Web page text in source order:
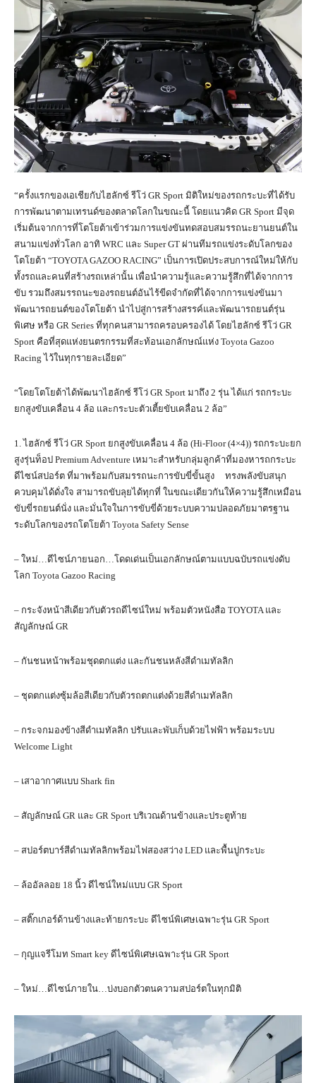
“ครั้งแรกของเอเชียกับไฮลักซ์ รีโว่ GR Sport มิติใหม่ของรถกระบะที่ได้รับ
การพัฒนาตามเทรนด์ของตลาดโลกในขณะนี้ โดยแนวคิด GR Sport มีจุด
เริ่มต้นจากการที่โตโยต้าเข้าร่วมการแข่งขันทดสอบสมรรถนะยานยนต์ใน
สนามแข่งทั่วโลก อาทิ WRC และ Super GT ผ่านทีมรถแข่งระดับโลกของ
โตโยต้า “TOYOTA GAZOO RACING” เป็นการเปิดประสบการณ์ใหม่ให้กับ
ทั้งรถและคนที่สร้างรถเหล่านั้น เพื่อนำความรู้และความรู้สึกที่ได้จากการ
ขับ รวมถึงสมรรถนะของรถยนต์อันไร้ขีดจำกัดที่ได้จากการแข่งขันมา
พัฒนารถยนต์ของโตโยต้า นำไปสู่การสร้างสรรค์และพัฒนารถยนต์รุ่น
พิเศษ หรือ GR Series ที่ทุกคนสามารถครอบครองได้ โดยไฮลักซ์ รีโว่ GR
Sport คือที่สุดแห่งยนตรกรรมที่สะท้อนเอกลักษณ์แห่ง Toyota Gazoo
Racing ไว้ในทุกรายละเอียด”
“โดยโตโยต้าได้พัฒนาไฮลักซ์ รีโว่ GR Sport มาถึง 2 รุ่น ได้แก่ รถกระบะ
ยกสูงขับเคลื่อน 4 ล้อ และกระบะตัวเตี้ยขับเคลื่อน 2 ล้อ”
1. ไฮลักซ์ รีโว่ GR Sport ยกสูงขับเคลื่อน 4 ล้อ (Hi-Floor (4×4)) รถกระบะยก
สูงรุ่นท็อป Premium Adventure เหมาะสำหรับกลุ่มลูกค้าที่มองหารถกระบะ
ดีไซน์สปอร์ต ที่มาพร้อมกับสมรรถนะการขับขี่ขั้นสูง ทรงพลังขับสนุก
ควบคุมได้ดั่งใจ สามารถขับลุยได้ทุกที่ ในขณะเดียวกันให้ความรู้สึกเหมือน
ขับขี่รถยนต์นั่ง และมั่นใจในการขับขี่ด้วยระบบความปลอดภัยมาตรฐาน
ระดับโลกของรถโตโยต้า Toyota Safety Sense
– ใหม่…ดีไซน์ภายนอก…โดดเด่นเป็นเอกลักษณ์ตามแบบฉบับรถแข่งดับ
โลก Toyota Gazoo Racing
– กระจังหน้าสีเดียวกับตัวรถดีไซน์ใหม่ พร้อมตัวหนังสือ TOYOTA และ
สัญลักษณ์ GR
– กันชนหน้าพร้อมชุดตกแต่ง และกันชนหลังสีดำเมทัลลิก
– ชุดตกแต่งซุ้มล้อสีเดียวกับตัวรถตกแต่งด้วยสีดําเมทัลลิก
– กระจกมองข้างสีดําเมทัลลิก ปรับและพับเก็บด้วยไฟฟ้า พร้อมระบบ
Welcome Light
– เสาอากาศแบบ Shark fin
– สัญลักษณ์ GR และ GR Sport บริเวณด้านข้างและประตูท้าย
– สปอร์ตบาร์สีดำเมทัลลิกพร้อมไฟสองสว่าง LED และพื้นปูกระบะ
– ล้ออัลลอย 18 นิ้ว ดีไซน์ใหม่แบบ GR Sport
– สติ๊กเกอร์ด้านข้างและท้ายกระบะ ดีไซน์พิเศษเฉพาะรุ่น GR Sport
– กุญแจรีโมท Smart key ดีไซน์พิเศษเฉพาะรุ่น GR Sport
– ใหม่…ดีไซน์ภายใน…บ่งบอกตัวตนความสปอร์ตในทุกมิติ